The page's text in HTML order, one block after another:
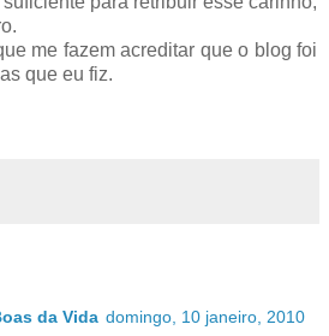
me fazem acreditar que o blog foi
que eu fiz.
da Vida domingo, 10 janeiro, 2010